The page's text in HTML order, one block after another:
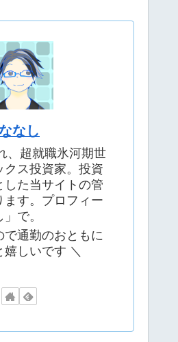
なし
、超就職氷河期世
クス投資家。投資
した当サイトの管
ます。プロフィー
で。
で通勤のおともに
嬉しいです ＼